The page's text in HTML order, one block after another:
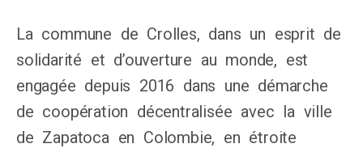
La commune de Crolles, dans un esprit de
solidarité et d’ouverture au monde, est
engagée depuis 2016 dans une démarche
de coopération décentralisée avec la ville
de Zapatoca en Colombie, en étroite